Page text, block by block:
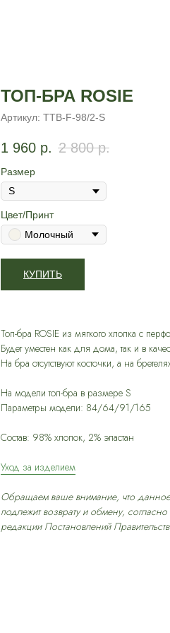
ТОП-БРА ROSIE
Артикул: TTB-F-98/2-S
1 960 р. 2 800 р.
Размер
Цвет/Принт
Молочный
КУПИТЬ
Топ-бра ROSIE из мягкого хлопка с
Будет уместен как для дома, так и в
На бра отсутствуют косточки, а на
На модели топ-бра в размере S
Параметры модели: 84/64/91/165
Состав: 98% хлопок, 2% эластан
Уход за изделием
Обращаем ваше внимание, что данное
подлежит возврату и обмену,
редакции Постановлений